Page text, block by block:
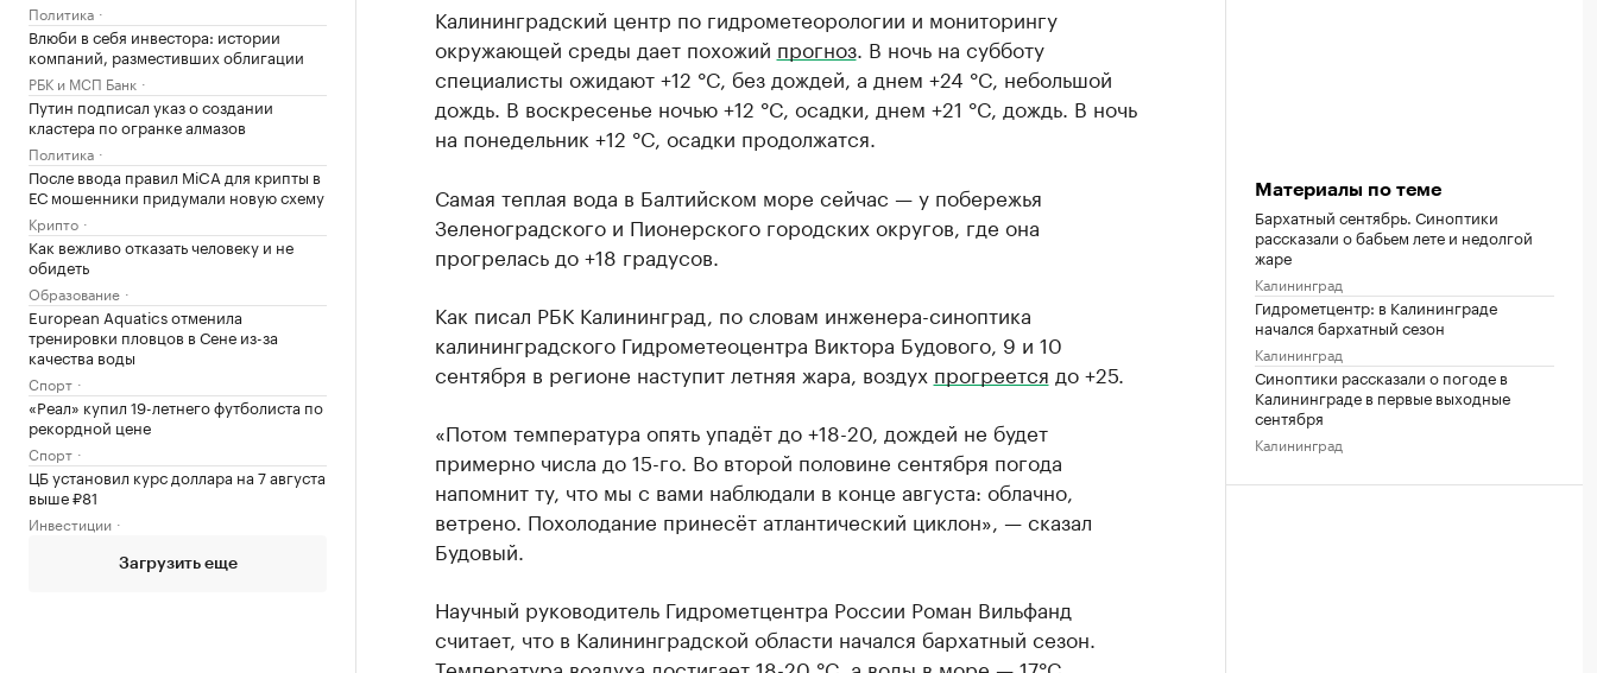
Политика
Влюби в себя инвестора: истории
компаний, разместивших облигации
РБК и МСП Банк
Путин подписал указ о создании
кластера по огранке алмазов
Политика
После ввода правил MiCA для крипты в
ЕС мошенники придумали новую схему
Крипто
Как вежливо отказать человеку и не
обидеть
Образование
European Aquatics отменила
тренировки пловцов в Сене из-за
качества воды
Спорт
«Реал» купил 19-летнего футболиста по
рекордной цене
Спорт
ЦБ установил курс доллара на 7 августа
выше ₽81
Инвестиции
Загрузить еще
Калининградский центр по гидрометеорологии и мониторингу
окружающей среды дает похожий прогноз. В ночь на субботу
специалисты ожидают +12 °C, без дождей, а днем +24 °C, небольшой
дождь. В воскресенье ночью +12 °C, осадки, днем +21 °C, дождь. В ночь
на понедельник +12 °C, осадки продолжатся.
Самая теплая вода в Балтийском море сейчас — у побережья
Зеленоградского и Пионерского городских округов, где она
прогрелась до +18 градусов.
Как писал РБК Калининград, по словам инженера-синоптика
калининградского Гидрометеоцентра Виктора Будового, 9 и 10
сентября в регионе наступит летняя жара, воздух прогреется до +25.
«Потом температура опять упадёт до +18-20, дождей не будет
примерно числа до 15-го. Во второй половине сентября погода
напомнит ту, что мы с вами наблюдали в конце августа: облачно,
ветрено. Похолодание принесёт атлантический циклон», — сказал
Будовый.
Научный руководитель Гидрометцентра России Роман Вильфанд
считает, что в Калининградской области начался бархатный сезон.
Материалы по теме
Бархатный сентябрь. Синоптики
рассказали о бабьем лете и недолгой
жаре
Калининград
Гидрометцентр: в Калининграде
начался бархатный сезон
Калининград
Синоптики рассказали о погоде в
Калининграде в первые выходные
сентября
Калининград